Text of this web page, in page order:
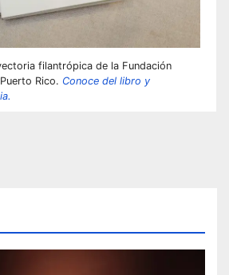
filantrópica de la Fundación
Rico. Conoce del libro y